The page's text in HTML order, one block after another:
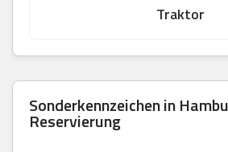
Traktor
Sonderkennzeichen in
Reservierung